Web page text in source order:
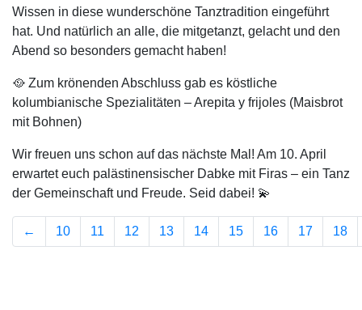
Wissen in diese wunderschöne Tanztradition eingeführt
hat. Und natürlich an alle, die mitgetanzt, gelacht und den
Abend so besonders gemacht haben!
🥘 Zum krönenden Abschluss gab es köstliche
kolumbianische Spezialitäten – Arepita y frijoles (Maisbrot
mit Bohnen)
Wir freuen uns schon auf das nächste Mal! Am 10. April
erwartet euch palästinensischer Dabke mit Firas – ein Tanz
der Gemeinschaft und Freude. Seid dabei! 💫
← 10 11 12 13 14 15 16 17 18